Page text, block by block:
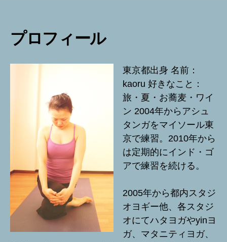
プロフィール
東京都出身 名前：
kaoru 好きなこと：
旅・夏・お蕎麦・ワイ
ン 2004年からアシュ
タンガをマイソール東
京で練習。2010年から
は定期的にインド・ゴ
アで練習を続ける。
2005年から都内スタジ
オヨギー他、各スタジ
オにてハタヨガやyinヨ
ガ、マタニティヨガ、